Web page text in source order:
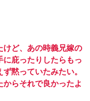
けど、あの時義兄嫁の
庇ったりしたらもっ
黙っていたみたい。
らそれで良かったよ